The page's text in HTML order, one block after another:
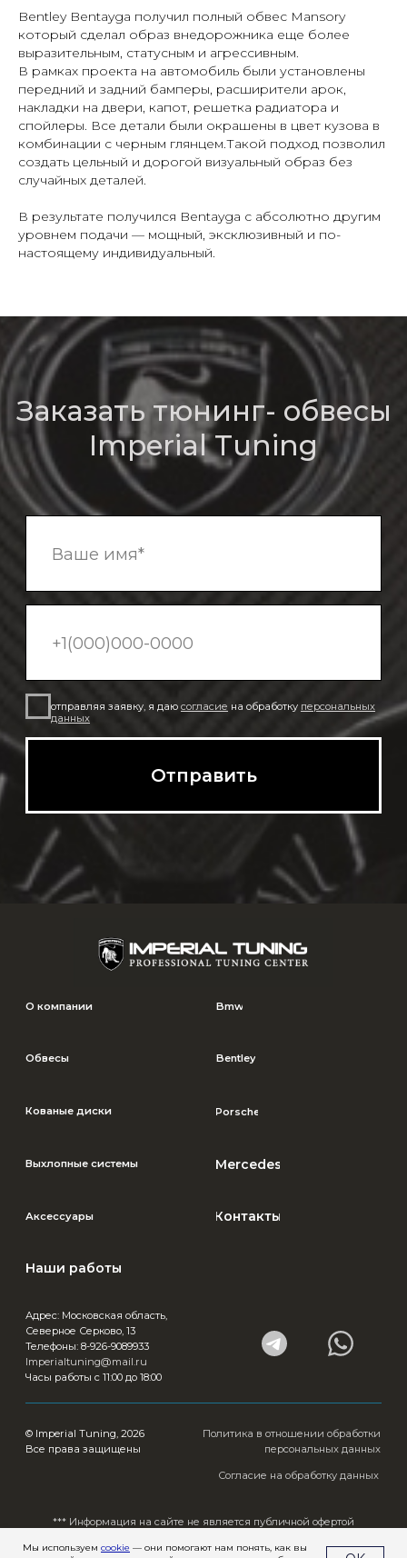
Bentley Bentayga получил полный обвес Mansory
который сделал образ внедорожника еще более
выразительным, статусным и агрессивным.
В рамках проекта на автомобиль были установлены
передний и задний бамперы, расширители арок,
накладки на двери, капот, решетка радиатора и
спойлеры. Все детали были окрашены в цвет кузова в
комбинации с черным глянцем.Такой подход позволил
создать цельный и дорогой визуальный образ без
случайных деталей.
В результате получился Bentayga с абсолютно другим
уровнем подачи — мощный, эксклюзивный и по-
настоящему индивидуальный.
отправляя заявку, я даю согласие на обработку
данных
Заказать тюнинг- обвесы
Imperial Tuning
Северное Серково, 13
Телефоны: 8-926-9089933
Imperialtuning@mail.ru
Наши работы
Bentley
Bmw
Обвесы
О компании
Политика в отношении обработки
персональных данных
*** Информация на сайте не является публичной офертой
Мы используем cookie — они помогают нам понять, как вы